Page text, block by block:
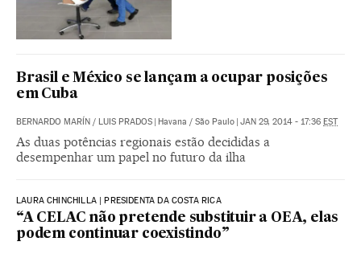
Brasil e México se lançam a ocupar posições
em Cuba
BERNARDO MARÍN / LUIS PRADOS | Havana / São Paulo | JAN 29, 2014 - 17:36 EST
As duas potências regionais estão decididas a
desempenhar um papel no futuro da ilha
LAURA CHINCHILLA | PRESIDENTA DA COSTA RICA
“A CELAC não pretende substituir a OEA, elas
podem continuar coexistindo”